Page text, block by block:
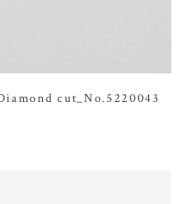
cut_No.5220043